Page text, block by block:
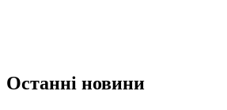
Останні новини